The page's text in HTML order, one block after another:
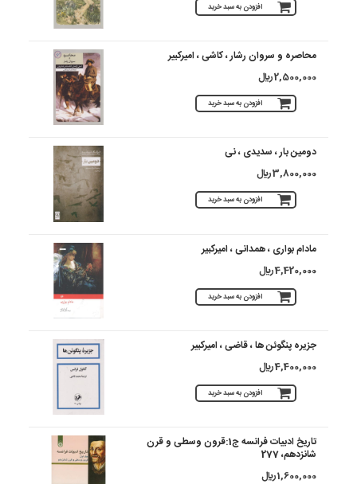
افزودن به سبد خرید
محاصره و سروان رشار ، کاشی ، امیرکبیر
2,500,000 ريال
افزودن به سبد خرید
دومین بار ، سدیدی ، نی
3,800,000 ريال
افزودن به سبد خرید
مادام بواری ، همدانی ، امیرکبیر
4,420,000 ريال
افزودن به سبد خرید
جزیره پنگوئن ها ، قاضی ، امیرکبیر
4,400,000 ريال
افزودن به سبد خرید
تاریخ ادبیات فرانسه ج1:قرون وسطی و قرن
شانزدهم، 277
1,600,000 ريال